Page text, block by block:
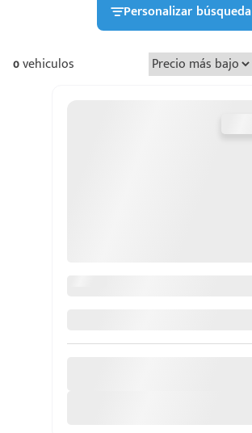
Personalizar búsqueda
0vehiculos